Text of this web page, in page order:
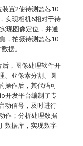
置2使待测盐芯10
实现相机6相对于待
现图像定位，并通
，拍摄待测盐芯10
据。
后，图像处理软件开
、亚像素分割、圆
操作后，其代码可
开发平台编制了专
动信号，及时进行
作；分析处理数据
数据库，实现数字